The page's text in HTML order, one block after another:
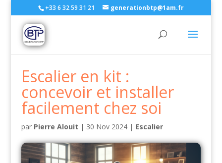
+33 6 32 59 31 21 generationbtp@1am.fr
Escalier en kit :
concevoir et installer
facilement chez soi
par Pierre Alouit | 30 Nov 2024| Escalier